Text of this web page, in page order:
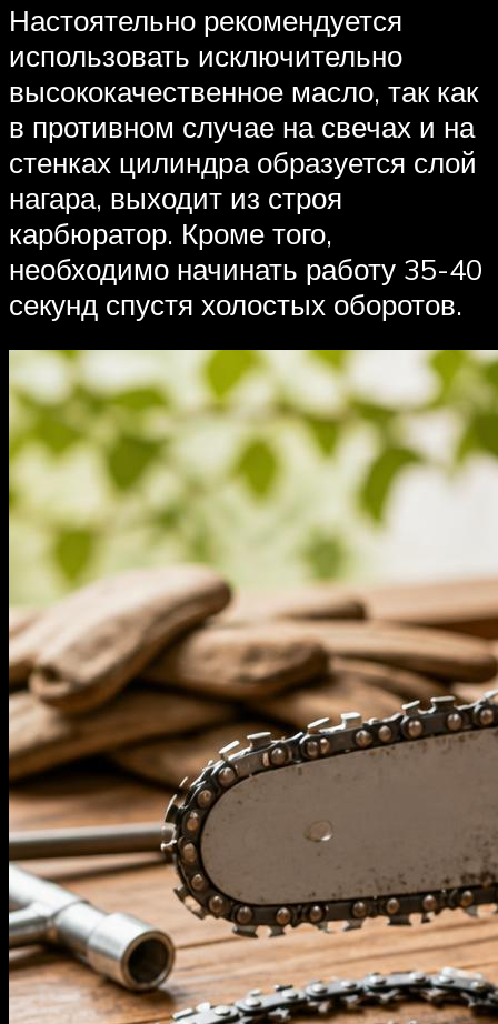
Настоятельно рекомендуется
использовать исключительно
высококачественное масло, так как
в противном случае на свечах и на
стенках цилиндра образуется слой
нагара, выходит из строя
карбюратор. Кроме того,
необходимо начинать работу 35-40
секунд спустя холостых оборотов.